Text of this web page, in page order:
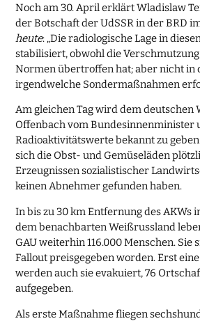
Noch am 30. April erklärt Wladislaw
der Botschaft der UdSSR in der BRD
heute: „Die radiologische Lage in
stabilisiert, obwohl die
Normen übertroffen hat; aber nicht in
irgendwelche Sondermaßnahmen
Am gleichen Tag wird dem deutschen
Offenbach vom Bundesinnenminister
Radioaktivitätswerte bekannt zu
sich die Obst- und Gemüseläden
Erzeugnissen sozialistischer
keinen Abnehmer gefunden haben.
In bis zu 30 km Entfernung des AKWs
dem benachbarten Weißrussland
GAU weiterhin 116.000 Menschen. Sie
Fallout preisgegeben worden. Erst
werden auch sie evakuiert, 76
aufgegeben.
Als erste Maßnahme fliegen